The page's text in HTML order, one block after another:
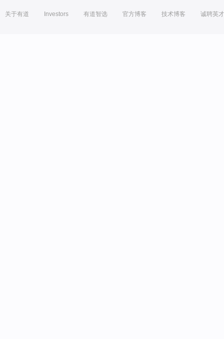
关于有道 Investors 有道智选 官方博客 技术博客 诚聘英才